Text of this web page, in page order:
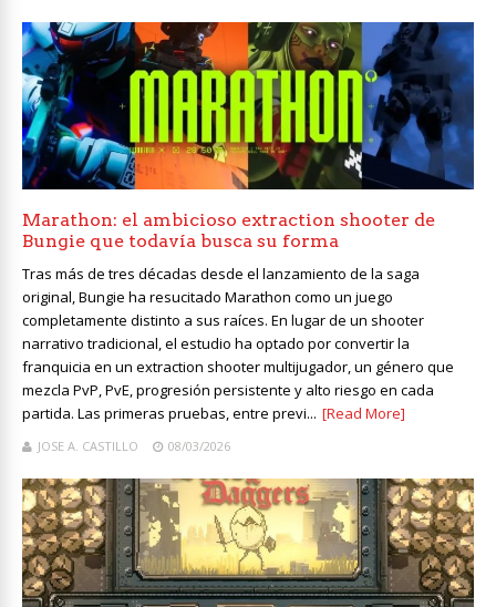
Marathon: el ambicioso extraction shooter de
Bungie que todavía busca su forma
Tras más de tres décadas desde el lanzamiento de la saga
original, Bungie ha resucitado Marathon como un juego
completamente distinto a sus raíces. En lugar de un shooter
narrativo tradicional, el estudio ha optado por convertir la
franquicia en un extraction shooter multijugador, un género que
mezcla PvP, PvE, progresión persistente y alto riesgo en cada
partida. Las primeras pruebas, entre previ... [Read More]
JOSE A. CASTILLO 08/03/2026